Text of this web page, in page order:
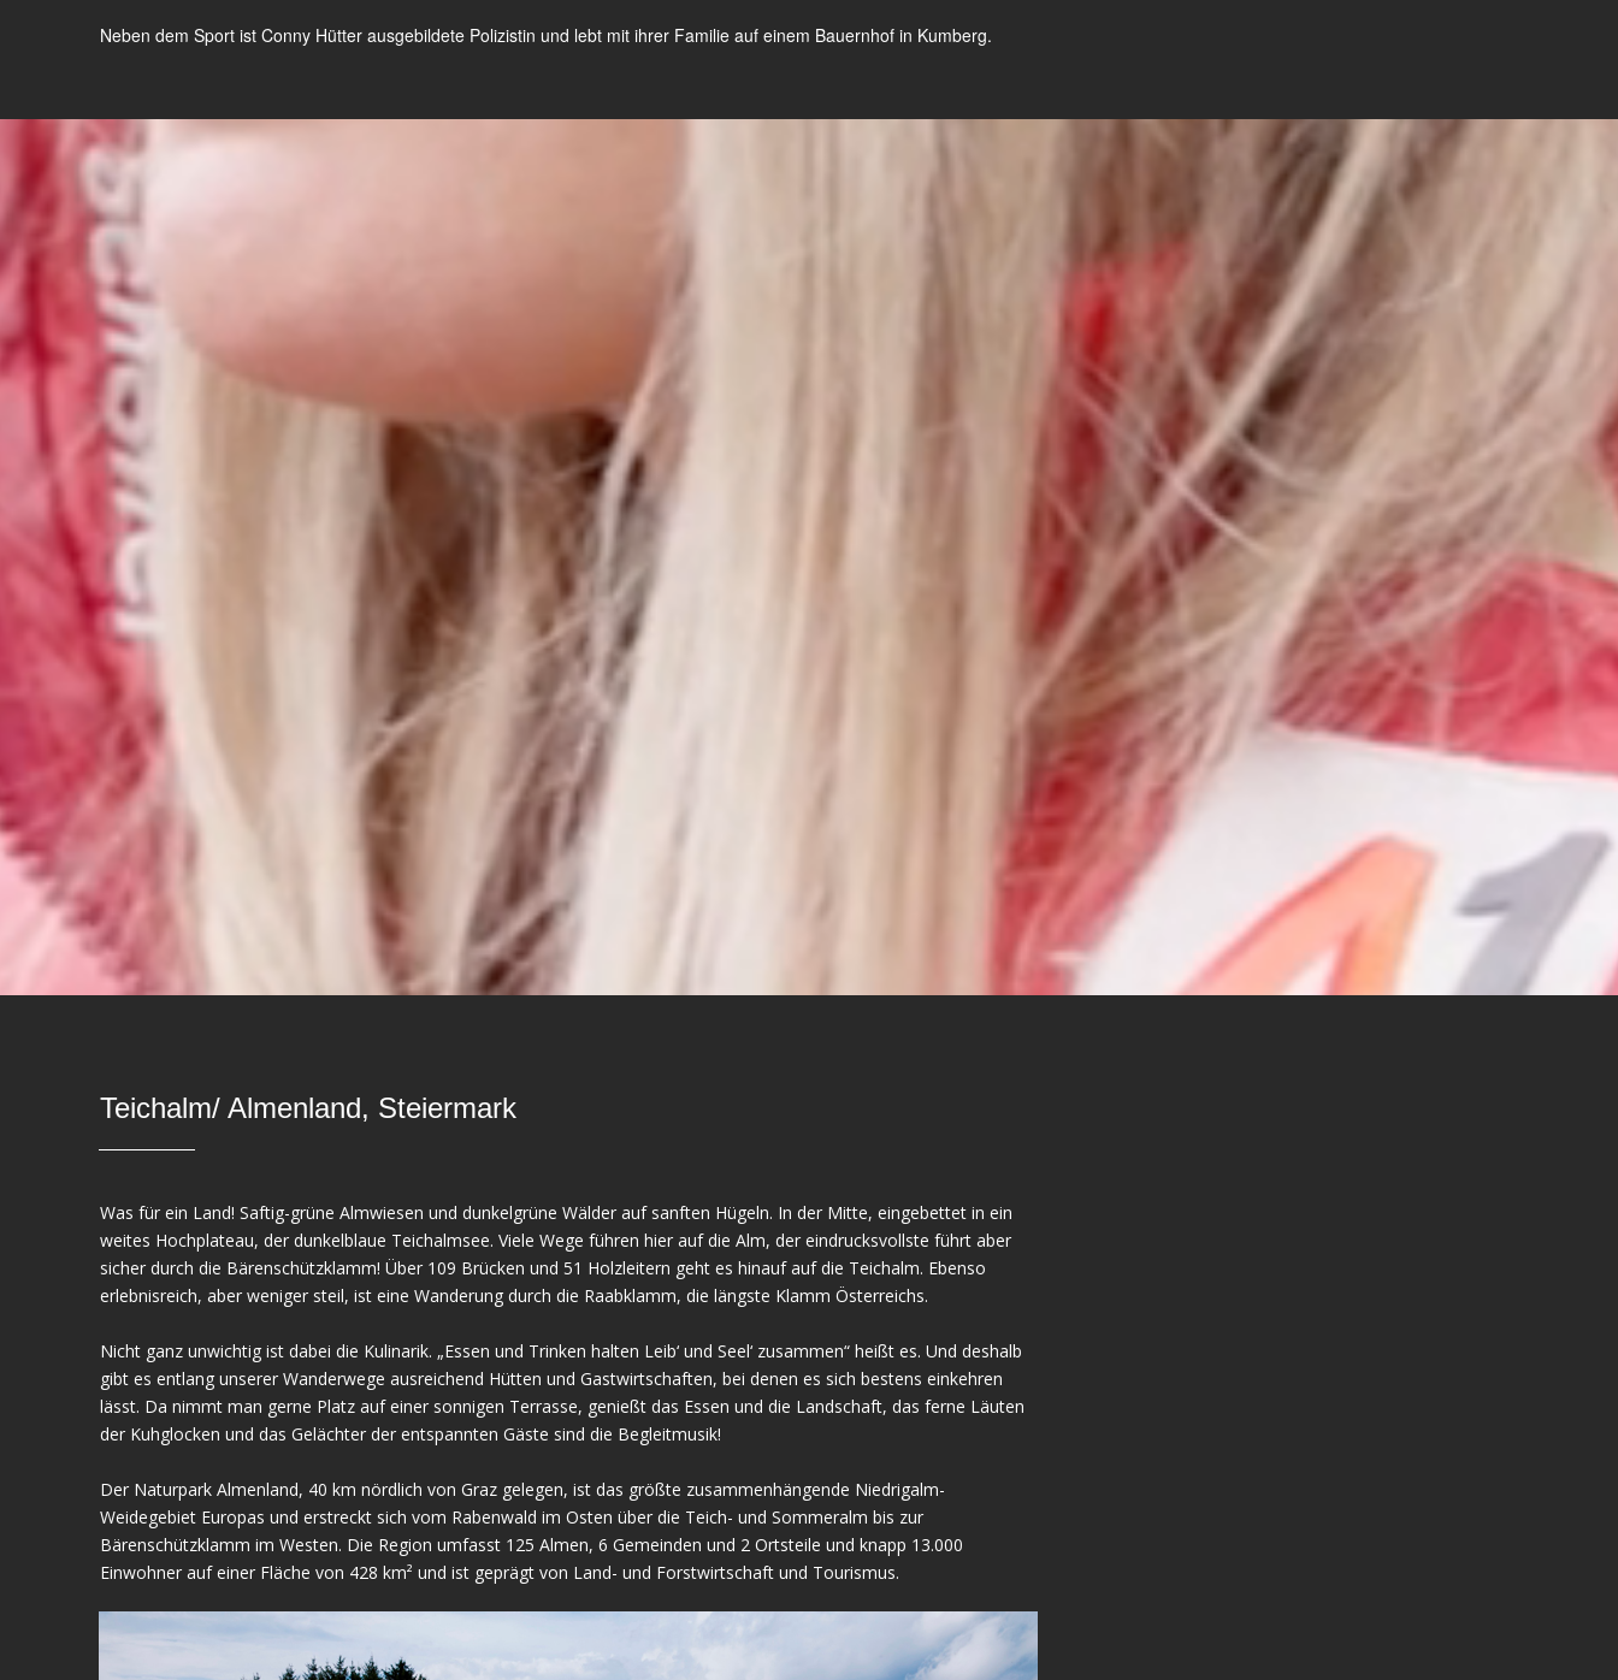
Neben dem Sport ist Conny Hütter ausgebildete Polizistin und lebt mit ihrer Familie auf einem Bauernhof in Kumberg.
Teichalm/ Almenland, Steiermark
Was für ein Land! Saftig-grüne Almwiesen und dunkelgrüne Wälder auf sanften Hügeln. In der Mitte, eingebettet in ein
weites Hochplateau, der dunkelblaue Teichalmsee. Viele Wege führen hier auf die Alm, der eindrucksvollste führt aber
sicher durch die Bärenschützklamm! Über 109 Brücken und 51 Holzleitern geht es hinauf auf die Teichalm. Ebenso
erlebnisreich, aber weniger steil, ist eine Wanderung durch die Raabklamm, die längste Klamm Österreichs.
Nicht ganz unwichtig ist dabei die Kulinarik. „Essen und Trinken halten Leib‘ und Seel‘ zusammen“ heißt es. Und deshalb
gibt es entlang unserer Wanderwege ausreichend Hütten und Gastwirtschaften, bei denen es sich bestens einkehren
lässt. Da nimmt man gerne Platz auf einer sonnigen Terrasse, genießt das Essen und die Landschaft, das ferne Läuten
der Kuhglocken und das Gelächter der entspannten Gäste sind die Begleitmusik!
Der Naturpark Almenland, 40 km nördlich von Graz gelegen, ist das größte zusammenhängende Niedrigalm-
Weidegebiet Europas und erstreckt sich vom Rabenwald im Osten über die Teich- und Sommeralm bis zur
Bärenschützklamm im Westen. Die Region umfasst 125 Almen, 6 Gemeinden und 2 Ortsteile und knapp 13.000
Einwohner auf einer Fläche von 428 km² und ist geprägt von Land- und Forstwirtschaft und Tourismus.